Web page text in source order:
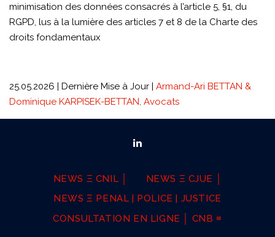
minimisation des données consacrés à l’article 5, §1, du
RGPD, lus à la lumière des articles 7 et 8 de la Charte des
droits fondamentaux
25.05.2026 | Dernière Mise à Jour | Armand-Ari BETTAN &
Dominique KARPISEK-BETTAN, Avocats
NEWS Ξ CNIL │
NEWS Ξ CJUE │
NEWS Ξ PENAL | POLICE | JUSTICE
CONSULTATION EN LIGNE │ CNB ≡